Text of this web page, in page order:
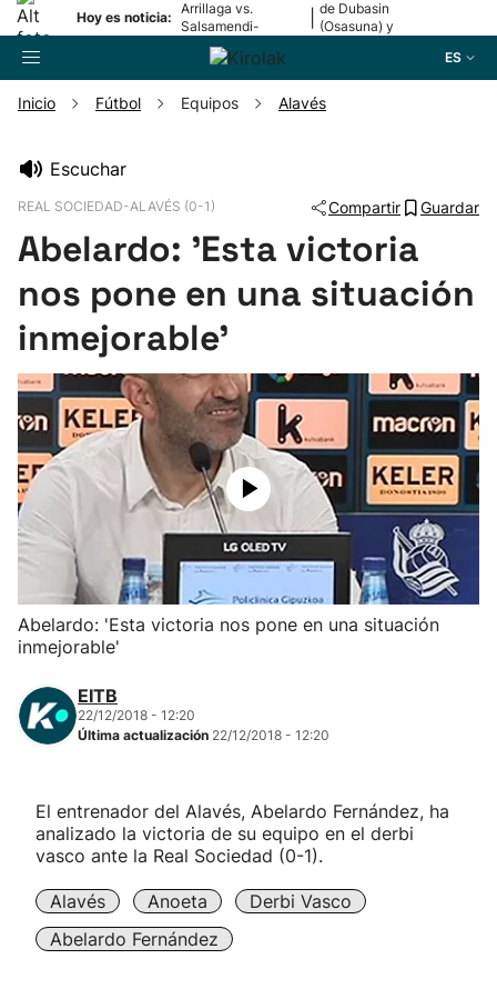
Hoy es noticia:
Arrillaga vs.
Salsamendi-
Bergara y Erasun
vs. Gaminde
de Dubasin
(Osasuna) y
ES
Pelota
Remo
Baloncesto
Ciclismo
Herri-kirolak
Balonmano
Kirolak 360
Atletismo
Más deportes
"Helmuga"
Inicio Fútbol Equipos Alavés
Escuchar
REAL SOCIEDAD-ALAVÉS (0-1) Compartir Guardar
Abelardo: 'Esta victoria
nos pone en una situación
inmejorable'
Abelardo: 'Esta victoria nos pone en una situación
inmejorable'
EITB
22/12/2018 - 12:20
Última actualización 22/12/2018 - 12:20
El entrenador del Alavés, Abelardo Fernández, ha
analizado la victoria de su equipo en el derbi
vasco ante la Real Sociedad (0-1).
Alavés Anoeta
Derbi Vasco
Abelardo Fernández